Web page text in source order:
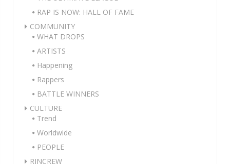
RAP IS NOW: HALL OF FAME
COMMUNITY
WHAT DROPS
ARTISTS
Happening
Rappers
BATTLE WINNERS
CULTURE
Trend
Worldwide
PEOPLE
RINCREW